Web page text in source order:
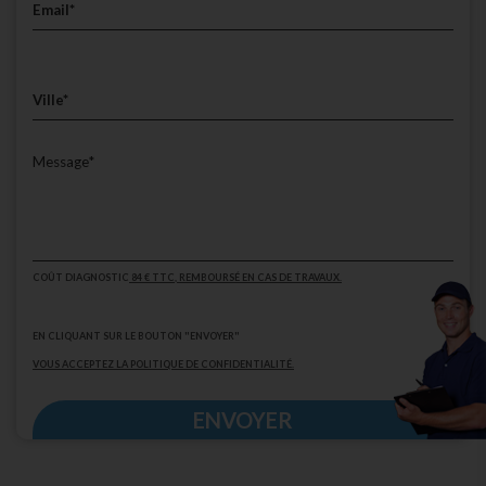
COÛT DIAGNOSTIC 84 € TTC , REMBOURSÉ EN CAS DE TRAVAUX.
EN CLIQUANT SUR LE BOUTON "ENVOYER"
VOUS ACCEPTEZ LA POLITIQUE DE CONFIDENTIALITÉ.